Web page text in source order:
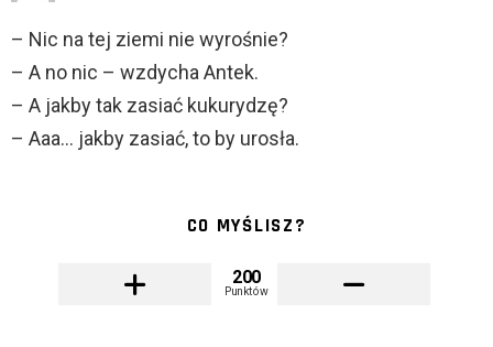
– Nic na tej ziemi nie wyrośnie?
– A no nic – wzdycha Antek.
– A jakby tak zasiać kukurydzę?
– Aaa… jakby zasiać, to by urosła.
CO MYŚLISZ?
200
Punktów